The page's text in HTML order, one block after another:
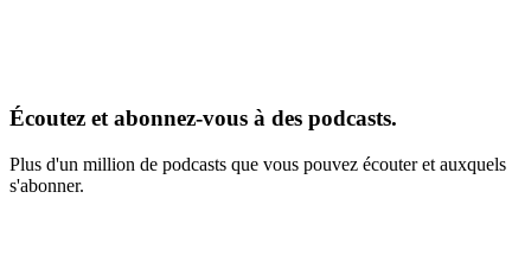
Écoutez et abonnez-vous à des podcasts.
Plus d'un million de podcasts que vous pouvez écouter et auxquels
s'abonner.